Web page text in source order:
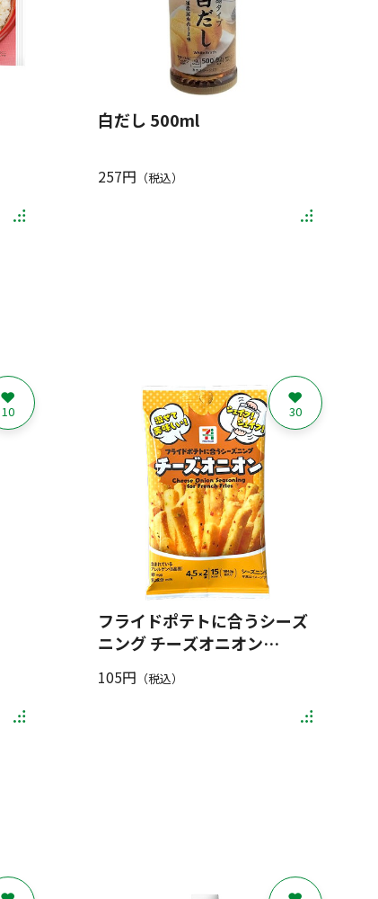
白だし 500ml
257円 （税込）
10
フライドポテトに合うシーズ
ニング チーズオニオン
105円 （税込）
30